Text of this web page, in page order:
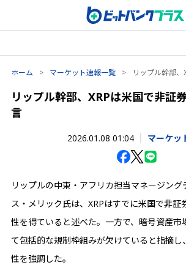
ホーム > マーケット速報一覧 > リップル幹部
リップル幹部、XRPは米国で非証
言
2026.01.08 01:04 マーケッ
リップルの中東・アフリカ担当マネージング
ス・メリック氏は、XRPはすでに米国で非証
性を得ていると述べた。一方で、暗号資産市
て包括的な規制枠組みが欠けていると指摘
性を強調した。